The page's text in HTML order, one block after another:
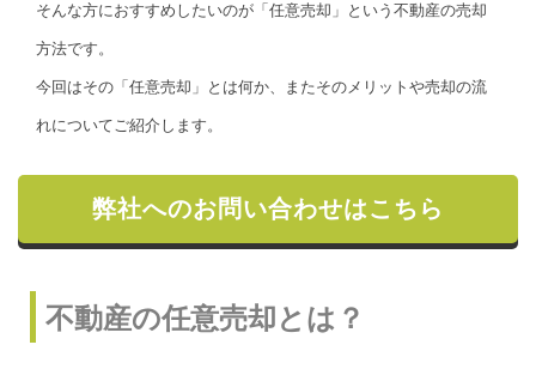
そんな方におすすめしたいのが「任意売却」という不動産の売却
方法です。
今回はその「任意売却」とは何か、またそのメリットや売却の流
れについてご紹介します。
弊社へのお問い合わせはこちら
不動産の任意売却とは？